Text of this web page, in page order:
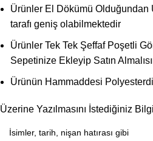
Ürünler El Dökümü Olduğundan
tarafı geniş olabilmektedir
Ürünler Tek Tek Şeffaf Poşetli
Sepetinize Ekleyip Satın
Ürünün Hammaddesi
Üzerine Yazılmasını İstediğiniz